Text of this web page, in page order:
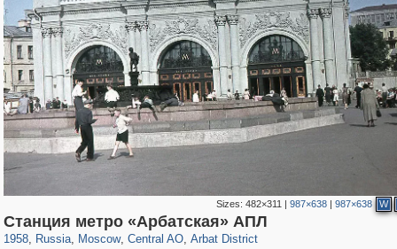
Sizes: 482×311 | 987×638| 987×638 W
Станция метро «Арбатская» АПЛ
1958, Russia
1,405,929 29,243
, Moscow
319,716 8,286
, Central AO
159,930 5,916
, Arbat District
13,484 356